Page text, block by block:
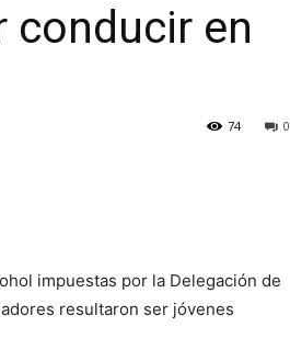
conducir en
0
74
impuestas por la Delegación de
resultaron ser jóvenes